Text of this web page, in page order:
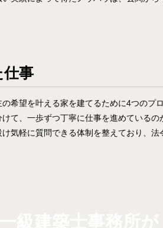
事
希望を叶える家を建てるために4つのプ
て、一歩ずつ丁寧に仕事を進めている
気軽に質問できる体制を整えており、